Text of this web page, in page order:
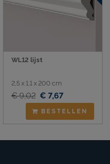
WL12 lijst
2,5 x 1,1 x 200 cm
€ 9,02 € 7,67
BESTELLEN